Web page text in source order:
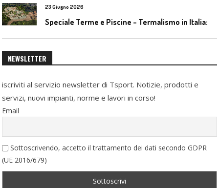
23 Giugno 2026
NEWSLETTER
iscriviti al servizio newsletter di Tsport. Notizie, prodotti e
servizi, nuovi impianti, norme e lavori in corso!
Email
Sottoscrivendo, accetto il trattamento dei dati secondo GDPR
(UE 2016/679)